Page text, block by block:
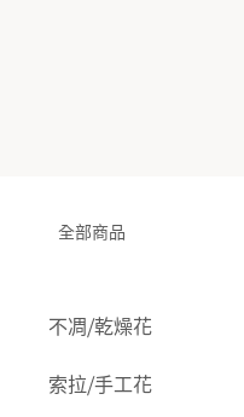
全部商品
不凋⧸乾燥花
多色組合
索拉⧸手工花